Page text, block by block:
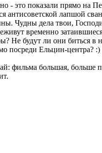
- это показали прямо на
антисоветской лапшой
Чудны дела твои,
временно
Не будут ли они биться в
посреди Ельцин-центра? :)
фильма большая, больше